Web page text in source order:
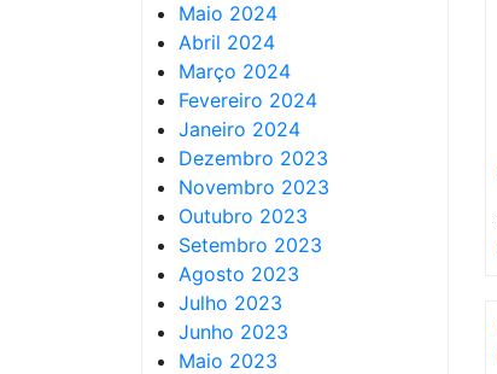
Maio 2024
Abril 2024
Março 2024
Fevereiro 2024
Janeiro 2024
Dezembro 2023
Novembro 2023
Outubro 2023
Setembro 2023
Agosto 2023
Julho 2023
Junho 2023
Maio 2023